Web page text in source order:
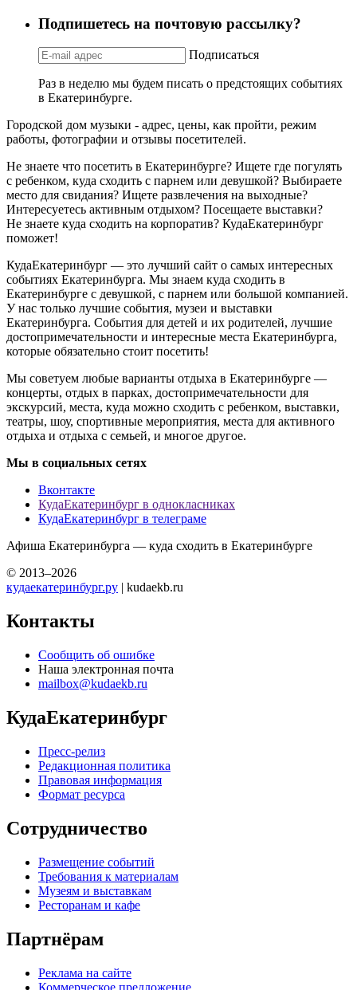
Подпишетесь на почтовую рассылку?
Подписаться
Раз в неделю мы будем писать о предстоящих событиях
в Екатеринбурге.
Городской дом музыки - адрес, цены, как пройти, режим
работы, фотографии и отзывы посетителей.
Не знаете что посетить в Екатеринбурге? Ищете где погулять
с ребенком, куда сходить с парнем или девушкой? Выбираете
место для свидания? Ищете развлечения на выходные?
Интересуетесь активным отдыхом? Посещаете выставки?
Не знаете куда сходить на корпоратив? КудаЕкатеринбург
поможет!
КудаЕкатеринбург — это лучший сайт о самых интересных
событиях Екатеринбурга. Мы знаем куда сходить в
Екатеринбурге с девушкой, с парнем или большой компанией.
У нас только лучшие события, музеи и выставки
Екатеринбурга. События для детей и их родителей, лучшие
достопримечательности и интересные места Екатеринбурга,
которые обязательно стоит посетить!
Мы советуем любые варианты отдыха в Екатеринбурге —
концерты, отдых в парках, достопримечательности для
экскурсий, места, куда можно сходить с ребенком, выставки,
театры, шоу, спортивные мероприятия, места для активного
отдыха и отдыха с семьей, и многое другое.
Мы в социальных сетях
Вконтакте
КудаЕкатеринбург в однокласниках
КудаЕкатеринбург в телеграме
Афиша Екатеринбурга — куда сходить в Екатеринбурге
© 2013–2026
кудаекатеринбург.ру | kudaekb.ru
Контакты
Сообщить об ошибке
Наша электронная почта
mailbox@kudaekb.ru
КудаЕкатеринбург
Пресс-релиз
Редакционная политика
Правовая информация
Формат ресурса
Сотрудничество
Размещение событий
Требования к материалам
Музеям и выставкам
Ресторанам и кафе
Партнёрам
Реклама на сайте
Коммерческое предложение